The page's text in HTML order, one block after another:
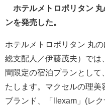
ホテルメトロポリタン 丸
ンを発売した。
ホテルメトロポリタン 丸
総支配人／伊藤茂夫）では
間限定の宿泊プランとし
たします。マクセルの理
ブランド、「llexam」(レ